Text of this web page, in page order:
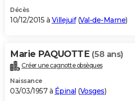
Décès
10/12/2015 à Villejuif(Val-de-Marne)
Marie PAQUOTTE (58 ans)
Créer une cagnotte obsèques
Naissance
03/03/1957 à Épinal (Vosges)